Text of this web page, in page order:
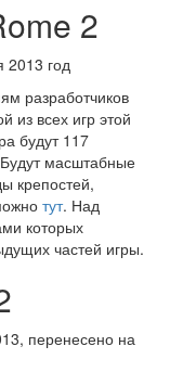
2
2013 год
разработчиков
из всех игр этой
будут 117
масштабные
крепостей,
тут. Над
которых
частей игры.
перенесено на